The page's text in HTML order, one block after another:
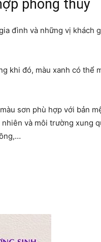
phong thủy
đình và những vị khách
khi đó, màu xanh có thể
sơn phù hợp với bản
và môi trường xung